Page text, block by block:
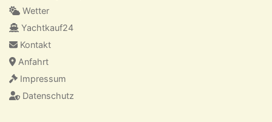
Wetter
Yachtkauf24
Kontakt
Anfahrt
Impressum
Datenschutz